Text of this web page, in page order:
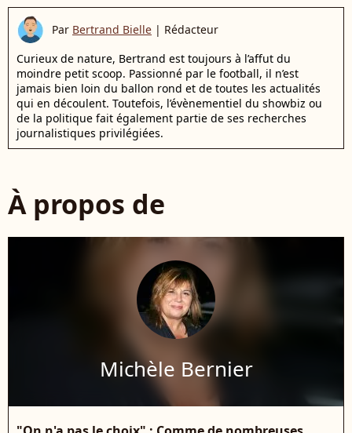
Par Bertrand Bielle | Rédacteur
Curieux de nature, Bertrand est toujours à l’affut du
moindre petit scoop. Passionné par le football, il n’est
jamais bien loin du ballon rond et de toutes les actualités
qui en découlent. Toutefois, l’évènementiel du showbiz ou
de la politique fait également partie de ses recherches
journalistiques privilégiées.
À propos de
Michèle Bernier